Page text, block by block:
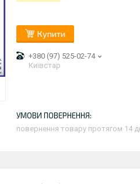
Купити
+380 (97) 525-02-74
Київстар
повернення товару протягом 14